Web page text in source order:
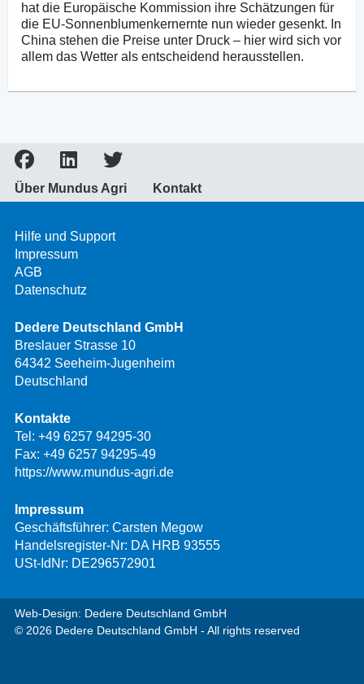
hat die Europäische Kommission ihre Schätzungen für
die EU-Sonnenblumenkernernte nun wieder gesenkt. In
China stehen die Preise unter Druck – hier wird sich vor
allem das Wetter als entscheidend herausstellen.
Über Mundus Agri Kontakt
Hilfe und Support
Impressum
AGB
Datenschutz
Dedere Deutschland GmbH
Breslauer Strasse 10
64342 Seeheim-Jugenheim
Deutschland
Kontakte
Tel: +49 6257 94295-30
Fax: +49 6257 94295-49
https://www.mundus-agri.de
Impressum
Geschäftsführer: Carsten Megow
Handelsregister-Nr: DA HRB 93555
USt-IdNr: DE296572901
Web-Design: Dedere Deutschland GmbH
© 2026 Dedere Deutschland GmbH - All rights reserved